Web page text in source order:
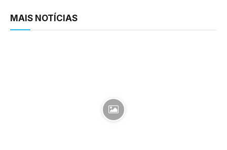
MAIS NOTÍCIAS